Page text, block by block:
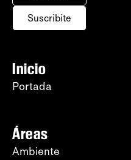
Suscribite
Inicio
Portada
Áreas
Ambiente